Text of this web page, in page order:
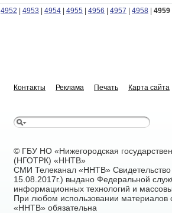
4952 | 4953 | 4954 | 4955 | 4956 | 4957 | 4958 | 4959
Контакты Реклама Печать Карта сайта
© ГБУ НО «Нижегородская
(НГОТРК) «ННТВ»
СМИ Телеканал «ННТВ»
15.08.2017г.) выдано Федеральной
информационных технологий и
При любом использовании материалов
«ННТВ» обязательна